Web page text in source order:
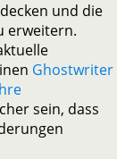
und die
erweitern.
Ghostwriter
sein, dass